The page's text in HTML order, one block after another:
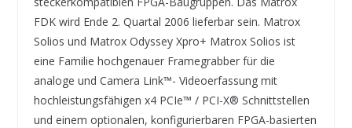
FDK wird Ende 2. Quartal 2006 lieferbar sein. Matrox
Solios und Matrox Odyssey Xpro+ Matrox Solios ist
eine Familie hochgenauer Framegrabber für die
analoge und Camera Link™- Videoerfassung mit
hochleistungsfähigen x4 PCIe™ / PCI-X® Schnittstellen
und einem optionalen, konfigurierbaren FPGA-basierten